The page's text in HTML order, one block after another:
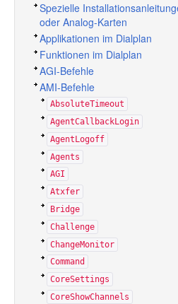
Spezielle
oder Analog-Karten
Applikationen im Dialplan
Funktionen im Dialplan
AGI-Befehle
AMI-Befehle
AbsoluteTimeout
AgentCallbackLogin
AgentLogoff
Agents
AGI
Atxfer
Bridge
Challenge
ChangeMonitor
Command
CoreSettings
CoreShowChannels